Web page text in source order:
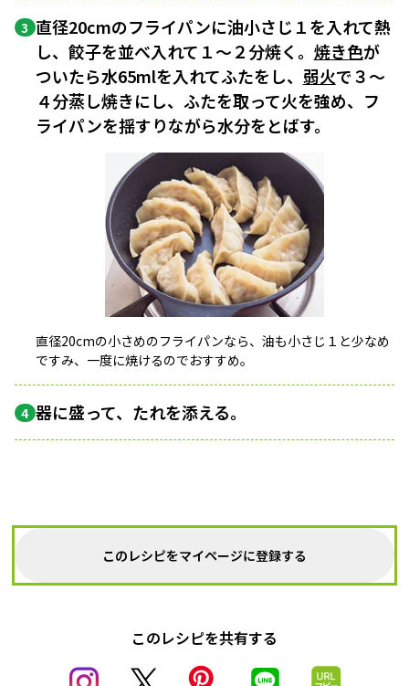
3 直径20cmのフライパンに油小さじ１を入れて熱
し、餃子を並べ入れて１〜２分焼く。 焼き色が
ついたら水65mlを入れてふたをし、 弱火で３〜
４分蒸し焼きにし、ふたを取って火を強め、フ
ライパンを揺すりながら水分をとばす。
直径20cmの小さめのフライパンなら、油も小さじ１と少なめ
ですみ、一度に焼けるのでおすすめ。
4 器に盛って、たれを添える。
このレシピをマイページに登録する
このレシピを共有する